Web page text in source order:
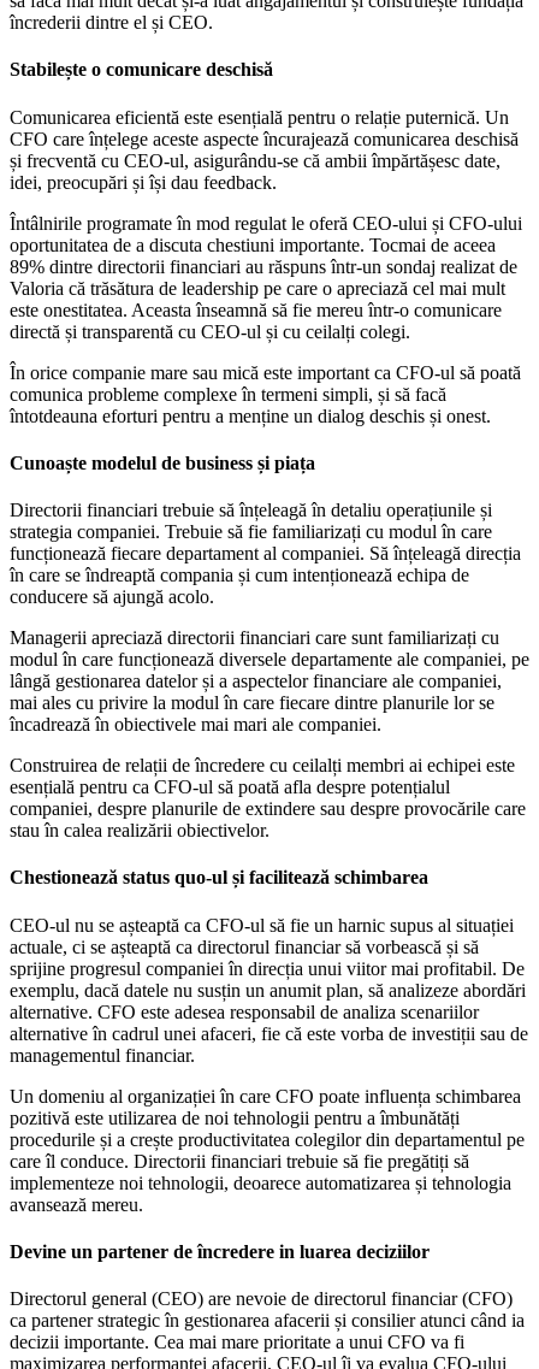
încrederii dintre el și CEO.
Stabilește o comunicare deschisă
Comunicarea eficientă este esențială pentru o relație puternică. Un
CFO care înțelege aceste aspecte încurajează comunicarea deschisă
și frecventă cu CEO-ul, asigurându-se că ambii împărtășesc date,
idei, preocupări și își dau feedback.
Întâlnirile programate în mod regulat le oferă CEO-ului și CFO-ului
oportunitatea de a discuta chestiuni importante. Tocmai de aceea
89% dintre directorii financiari au răspuns într-un sondaj realizat de
Valoria că trăsătura de leadership pe care o apreciază cel mai mult
este onestitatea. Aceasta înseamnă să fie mereu într-o comunicare
directă și transparentă cu CEO-ul și cu ceilalți colegi.
În orice companie mare sau mică este important ca CFO-ul să poată
comunica probleme complexe în termeni simpli, și să facă
întotdeauna eforturi pentru a menține un dialog deschis și onest.
Cunoaște modelul de business și piața
Directorii financiari trebuie să înțeleagă în detaliu operațiunile și
strategia companiei. Trebuie să fie familiarizați cu modul în care
funcționează fiecare departament al companiei. Să înțeleagă direcția
în care se îndreaptă compania și cum intenționează echipa de
conducere să ajungă acolo.
Managerii apreciază directorii financiari care sunt familiarizați cu
modul în care funcționează diversele departamente ale companiei, pe
lângă gestionarea datelor și a aspectelor financiare ale companiei,
mai ales cu privire la modul în care fiecare dintre planurile lor se
încadrează în obiectivele mai mari ale companiei.
Construirea de relații de încredere cu ceilalți membri ai echipei este
esențială pentru ca CFO-ul să poată afla despre potențialul
companiei, despre planurile de extindere sau despre provocările care
stau în calea realizării obiectivelor.
Chestionează status quo-ul și facilitează schimbarea
CEO-ul nu se așteaptă ca CFO-ul să fie un harnic supus al situației
actuale, ci se așteaptă ca directorul financiar să vorbească și să
sprijine progresul companiei în direcția unui viitor mai profitabil. De
exemplu, dacă datele nu susțin un anumit plan, să analizeze abordări
alternative. CFO este adesea responsabil de analiza scenariilor
alternative în cadrul unei afaceri, fie că este vorba de investiții sau de
managementul financiar.
Un domeniu al organizației în care CFO poate influența schimbarea
pozitivă este utilizarea de noi tehnologii pentru a îmbunătăți
procedurile și a crește productivitatea colegilor din departamentul pe
care îl conduce. Directorii financiari trebuie să fie pregătiți să
implementeze noi tehnologii, deoarece automatizarea și tehnologia
avansează mereu.
Devine un partener de încredere in luarea deciziilor
Directorul general (CEO) are nevoie de directorul financiar (CFO)
ca partener strategic în gestionarea afacerii și consilier atunci când ia
decizii importante. Cea mai mare prioritate a unui CFO va fi
maximizarea performanței afacerii. CEO-ul îi va evalua CFO-ului